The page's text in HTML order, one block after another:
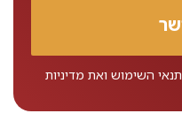
תנאי השימוש ואת מדיניות